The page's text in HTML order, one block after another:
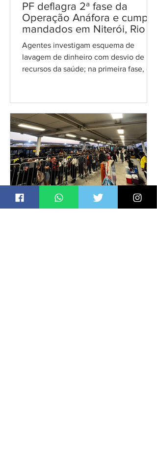
PF deflagra 2ª fase da
Operação Anáfora e cumpre
mandados em Niterói, Rio e
Duque de Caxias
Agentes investigam esquema de
lavagem de dinheiro com desvio de
recursos da saúde; na primeira fase, ex-
Federal deflagrou, na manhã desta
terça-feira (30), a segunda fase da
Operação Anáfora, que apura um
esquema de lavagem de dinheiro
relacionado ao desvio de recursos
públicos destinados à área da saúde no
estado do Rio de Janeiro. Os agentes
cumprem 14 mandados de busca e
apreensão em endereços locali